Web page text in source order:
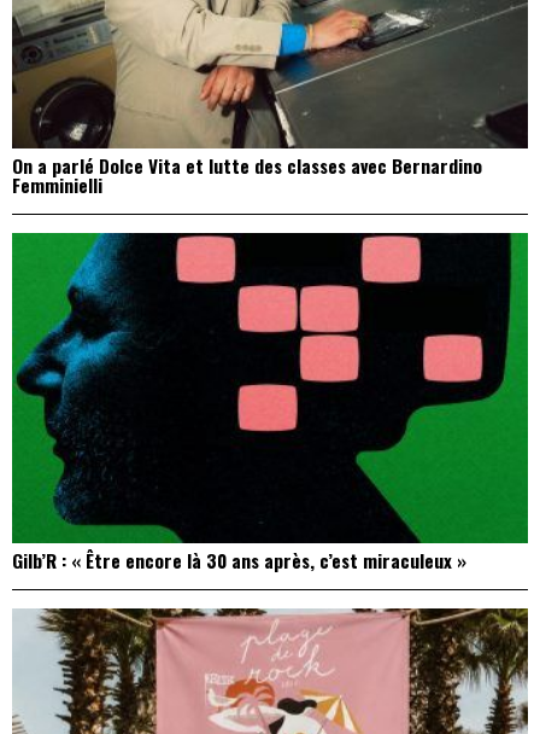
On a parlé Dolce Vita et lutte des classes avec Bernardino
Femminielli
Gilb’R : « Être encore là 30 ans après, c’est miraculeux »